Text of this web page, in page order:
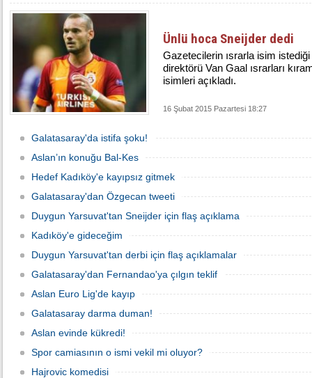
Ünlü hoca Sneijder dedi
Gazetecilerin ısrarla isim
direktörü Van Gaal ısrarları
isimleri açıkladı.
16 Şubat 2015 Pazartesi 18:27
Galatasaray'da istifa şoku!
Aslan’ın konuğu Bal-Kes
Hedef Kadıköy'e kayıpsız gitmek
Galatasaray'dan Özgecan tweeti
Duygun Yarsuvat'tan Sneijder için flaş açıklama
Kadıköy'e gideceğim
Duygun Yarsuvat'tan derbi için flaş açıklamalar
Galatasaray'dan Fernandao'ya çılgın teklif
Aslan Euro Lig'de kayıp
Galatasaray darma duman!
Aslan evinde kükredi!
Spor camiasının o ismi vekil mi oluyor?
Hajrovic komedisi